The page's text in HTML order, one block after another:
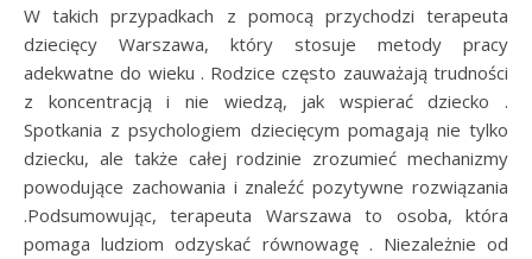
W takich przypadkach z pomocą przychodzi terapeuta
dziecięcy Warszawa, który stosuje metody pracy
adekwatne do wieku . Rodzice często zauważają trudności
z koncentracją i nie wiedzą, jak wspierać dziecko .
Spotkania z psychologiem dziecięcym pomagają nie tylko
dziecku, ale także całej rodzinie zrozumieć mechanizmy
powodujące zachowania i znaleźć pozytywne rozwiązania
.Podsumowując, terapeuta Warszawa to osoba, która
pomaga ludziom odzyskać równowagę . Niezależnie od